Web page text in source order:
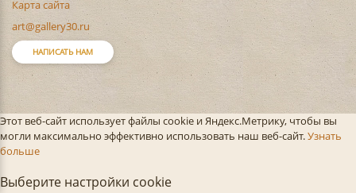
Карта сайта
art@gallery30.ru
НАПИСАТЬ НАМ
Этот веб-сайт использует файлы cookie и Яндекс.Метрику, чтобы вы
могли максимально эффективно использовать наш веб-сайт.Узнать
больше
Выберите настройки cookie